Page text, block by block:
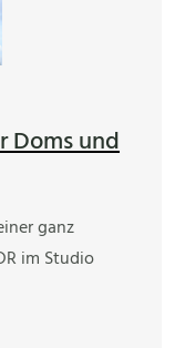
Doms und
ganz
im Studio